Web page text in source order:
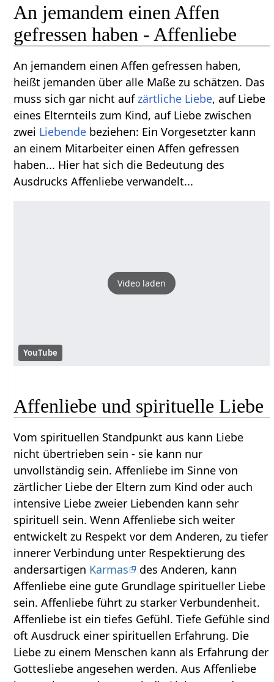
An jemandem einen Affen
gefressen haben - Affenliebe
An jemandem einen Affen gefressen haben,
heißt jemanden über alle Maße zu schätzen. Das
muss sich gar nicht aufzärtliche Liebe, auf Liebe
eines Elternteils zum Kind, auf Liebe zwischen
zwei Liebende beziehen: Ein Vorgesetzter kann
an einem Mitarbeiter einen Affen gefressen
haben... Hier hat sich die Bedeutung des
Ausdrucks Affenliebe verwandelt...
Video laden
YouTube
Affenliebe und spirituelle Liebe
Vom spirituellen Standpunkt aus kann Liebe
nicht übertrieben sein - sie kann nur
unvollständig sein. Affenliebe im Sinne von
zärtlicher Liebe der Eltern zum Kind oder auch
intensive Liebe zweier Liebenden kann sehr
spirituell sein. Wenn Affenliebe sich weiter
entwickelt zu Respekt vor dem Anderen, zu tiefer
innerer Verbindung unter Respektierung des
andersartigen Karmas
des Anderen, kann
Affenliebe eine gute Grundlage spiritueller Liebe
sein. Affenliebe führt zu starker Verbundenheit.
Affenliebe ist ein tiefes Gefühl. Tiefe Gefühle sind
oft Ausdruck einer spirituellen Erfahrung. Die
Liebe zu einem Menschen kann als Erfahrung der
Gottesliebe angesehen werden. Aus Affenliebe